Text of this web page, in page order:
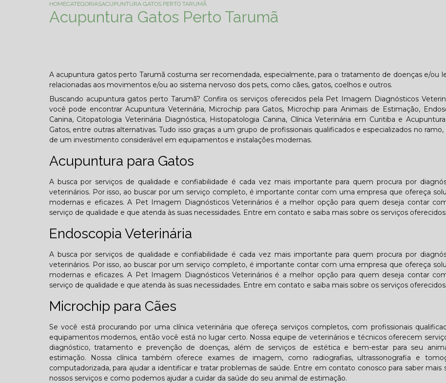
HOMECATEGORIASACUPUNTURA GATOS PERTO TARUMÃ
Acupuntura Gatos Perto Tarumã
A acupuntura gatos perto Tarumã costuma ser recomendada, especialmente, para o tratamento de doenças e/ou
relacionadas aos movimentos e/ou ao sistema nervoso dos pets, como cães, gatos, coelhos e outros.
Buscando acupuntura gatos perto Tarumã? Confira os serviços oferecidos pela Pet Imagem Diagnósticos
você pode encontrar Acupuntura Veterinária, Microchip para Gatos, Microchip para Animais de Estimação,
Canina, Citopatologia Veterinária Diagnóstica, Histopatologia Canina, Clínica Veterinária em Curitiba e
Gatos, entre outras alternativas. Tudo isso graças a um grupo de profissionais qualificados e especializados no ramo,
de um investimento considerável em equipamentos e instalações modernas.
Acupuntura para Gatos
A busca por serviços de qualidade e confiabilidade é cada vez mais importante para quem procura por
veterinários. Por isso, ao buscar por um serviço completo, é importante contar com uma empresa que ofereça
modernas e eficazes. A Pet Imagem Diagnósticos Veterinários é a melhor opção para quem deseja contar
serviço de qualidade e que atenda às suas necessidades. Entre em contato e saiba mais sobre os serviços oferecidos.
Endoscopia Veterinária
A busca por serviços de qualidade e confiabilidade é cada vez mais importante para quem procura por
veterinários. Por isso, ao buscar por um serviço completo, é importante contar com uma empresa que ofereça
modernas e eficazes. A Pet Imagem Diagnósticos Veterinários é a melhor opção para quem deseja contar
serviço de qualidade e que atenda às suas necessidades. Entre em contato e saiba mais sobre os serviços oferecidos.
Microchip para Cães
Se você está procurando por uma clínica veterinária que ofereça serviços completos, com profissionais
equipamentos modernos, então você está no lugar certo. Nossa equipe de veterinários e técnicos oferecem
diagnóstico, tratamento e prevenção de doenças, além de serviços de estética e bem-estar para seu
estimação. Nossa clínica também oferece exames de imagem, como radiografias, ultrassonografia e
computadorizada, para ajudar a identificar e tratar problemas de saúde. Entre em contato conosco para saber mais
nossos serviços e como podemos ajudar a cuidar da saúde do seu animal de estimação.